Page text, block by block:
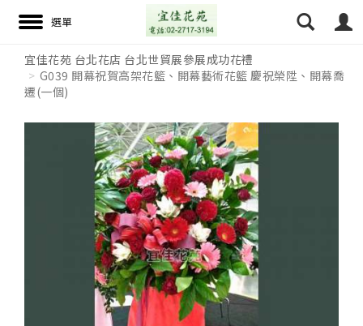
宜佳花苑 台北花店 台北世貿展參展成功花禮
G039 開幕祝賀高架花籃、開幕藝術花籃 慶祝榮陞、開幕喬
遷(一個)